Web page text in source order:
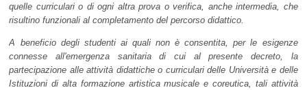
quelle curriculari o di ogni altra prova o verifica, anche intermedia, che
risultino funzionali al completamento del percorso didattico.
A beneficio degli studenti ai quali non è consentita, per le esigenze
connesse all'emergenza sanitaria di cui al presente decreto, la
partecipazione alle attività didattiche o curriculari delle Università e delle
Istituzioni di alta formazione artistica musicale e coreutica, tali attività